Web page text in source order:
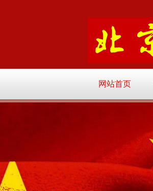
网站首页